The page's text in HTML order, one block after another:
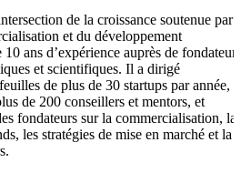
de la croissance soutenue par
et du développement
10 ans d’expérience auprès de fondateurs
et scientifiques. Il a dirigé
de plus de 30 startups par année,
de 200 conseillers et mentors, et
fondateurs sur la commercialisation, la
les stratégies de mise en marché et la